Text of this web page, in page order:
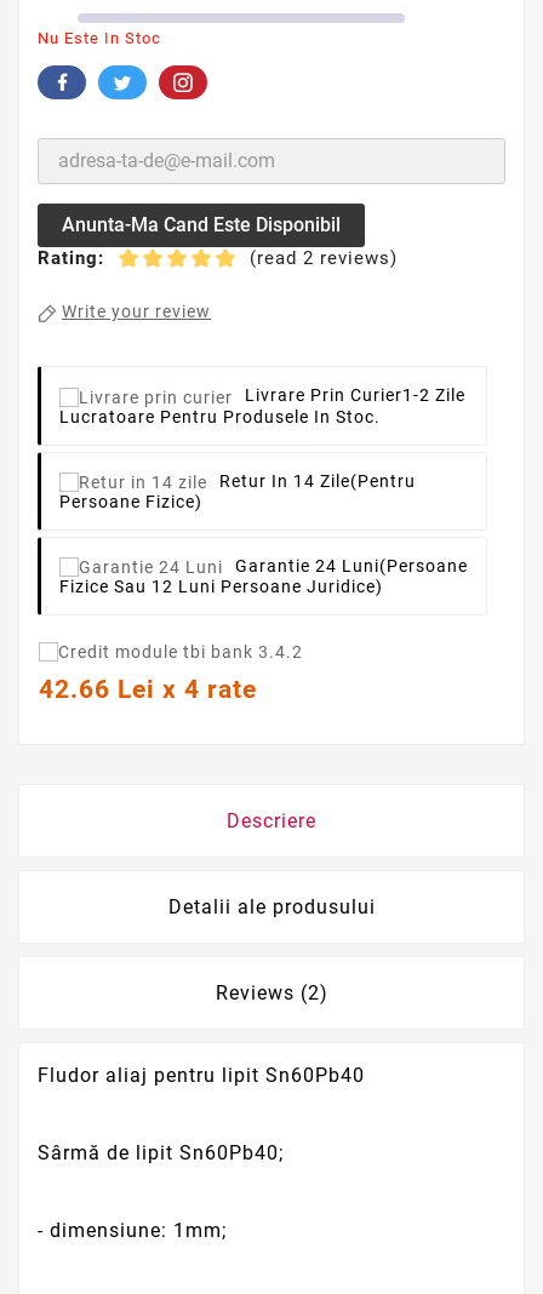
Nu Este In Stoc
Anunta-Ma Cand Este Disponibil
Rating: (read 2 reviews)
Write your review
Livrare Prin Curier1-2 Zile
Lucratoare Pentru Produsele In Stoc.
Retur In 14 Zile(pentru
Persoane Fizice)
Garantie 24 Luni(persoane
Fizice Sau 12 Luni Persoane Juridice)
42.66 Lei x 4 rate
Descriere
Detalii ale produsului
Reviews (2)
Fludor aliaj pentru lipit Sn60Pb40
Sârmă de lipit Sn60Pb40;
- dimensiune: 1mm;